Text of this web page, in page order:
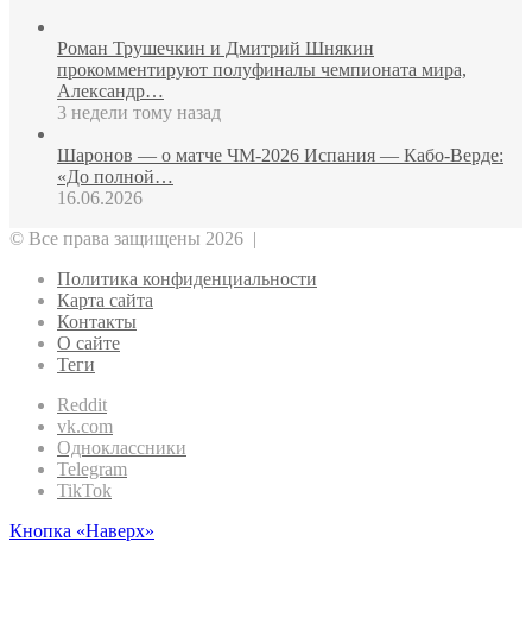
Роман Трушечкин и Дмитрий Шнякин
прокомментируют полуфиналы чемпионата мира,
Александр…
3 недели тому назад
Шаронов — о матче ЧМ‑2026 Испания — Кабо‑Верде:
«До полной…
16.06.2026
© Все права защищены 2026 |
Политика конфиденциальности
Карта сайта
Контакты
О сайте
Теги
Reddit
vk.com
Одноклассники
Telegram
TikTok
Кнопка «Наверх»